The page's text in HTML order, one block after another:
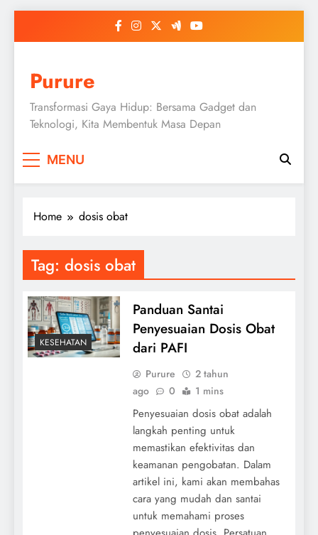
Purure
Transformasi Gaya Hidup: Bersama Gadget dan
Teknologi, Kita Membentuk Masa Depan
MENU
Home dosis obat
Tag: dosis obat
KESEHATAN
Panduan Santai
Penyesuaian Dosis Obat
dari PAFI
Purure
2 tahun
ago
0 1 mins
Penyesuaian dosis obat adalah
langkah penting untuk
memastikan efektivitas dan
keamanan pengobatan. Dalam
artikel ini, kami akan membahas
cara yang mudah dan santai
untuk memahami proses